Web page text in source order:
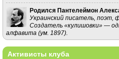
Родился Пантелеймон
Украинский писатель, поэт,
Создатель «кулишовки» —
алфавита (ум. 1897).
Активисты клуба